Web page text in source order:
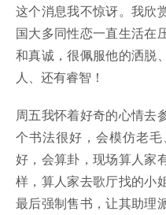
这个消息我不惊讶。我欣
国大多同性恋一直生活在
和真诚，很佩服他的洒脱
人、还有睿智！
周五我怀着好奇的心情去
个书法很好，会模仿老
好，会算卦，现场算人家
样，算人家去歌厅找的
最后强制售书，让其助理